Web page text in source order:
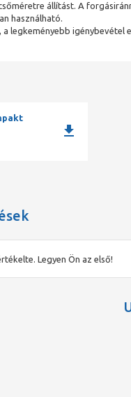
állítást. A
használható.
legkeményebb igénybevétel
download
Legyen Ön az első!